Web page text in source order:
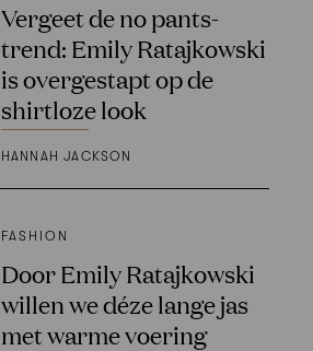
Vergeet de no pants-
trend: Emily Ratajkowski
is overgestapt op de
shirtloze look
HANNAH JACKSON
FASHION
Door Emily Ratajkowski
willen we déze lange jas
met warme voering